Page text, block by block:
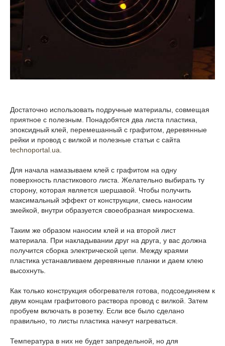
Достаточно использовать подручные материалы, совмещая
приятное с полезным. Понадобятся два листа пластика,
эпоксидный клей, перемешанный с графитом, деревянные
рейки и провод с вилкой и полезные статьи с сайта
technoportal.ua.
Для начала намазываем клей с графитом на одну
поверхность пластикового листа. Желательно выбирать ту
сторону, которая является шершавой. Чтобы получить
максимальный эффект от конструкции, смесь наносим
змейкой, внутри образуется своеобразная микросхема.
Таким же образом наносим клей и на второй лист
материала. При накладывании друг на друга, у вас должна
получится сборка электрической цепи. Между краями
пластика устанавливаем деревянные планки и даем клею
высохнуть.
Как только конструкция обогревателя готова, подсоединяем к
двум концам графитового раствора провод с вилкой. Затем
пробуем включать в розетку. Если все было сделано
правильно, то листы пластика начнут нагреваться.
Температура в них не будет запредельной, но для